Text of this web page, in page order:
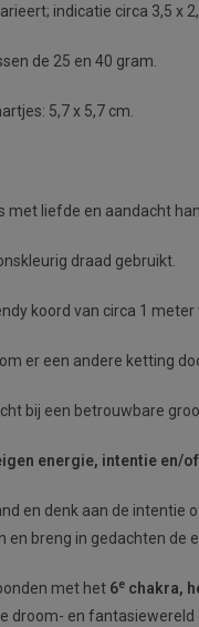
indicatie circa 3,5 x
de 25 en 40 gram.
5,7 x 5,7 cm.
met liefde en aandacht
draad gebruikt.
koord van circa 1 meter
er een andere ketting
bij een betrouwbare
energie, intentie en/
en denk aan de
en breng in gedachten de
met het 6e chakra,
droom- en